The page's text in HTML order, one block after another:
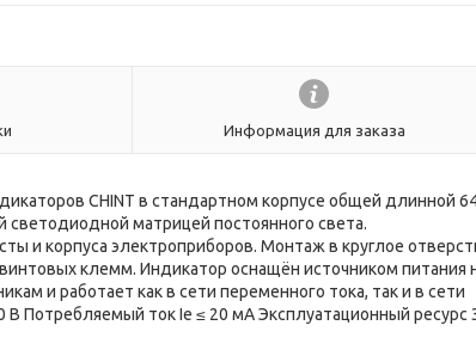
Информация для заказа
CHINT в стандартном корпусе общей длинной
матрицей постоянного света.
и корпуса электроприборов. Монтаж в круглое
клемм. Индикатор оснащён источником питания
и работает как в сети переменного тока, так и в сети
Потребляемый ток Ie ≤ 20 мА Эксплуатационный ресурс